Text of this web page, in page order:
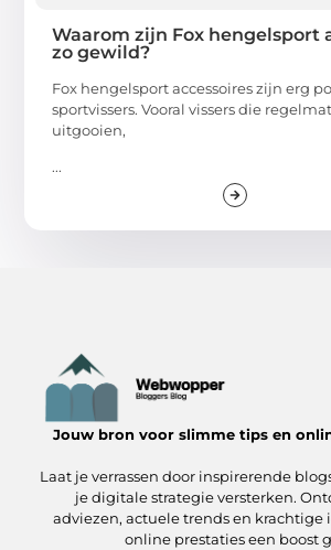
Waarom zijn Fox hengelsport
zo gewild?
Fox hengelsport accessoires zijn erg
sportvissers. Vooral vissers die
uitgooien,
...
Jouw bron voor slimme tips en
Laat je verrassen door inspirerende
je digitale strategie versterken.
adviezen, actuele trends en krachtige
online prestaties een boost